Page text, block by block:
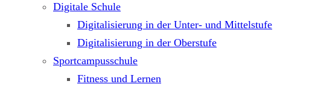
Digitale Schule
Digitalisierung in der Unter- und Mittelstufe
Digitalisierung in der Oberstufe
Sportcampusschule
Fitness und Lernen